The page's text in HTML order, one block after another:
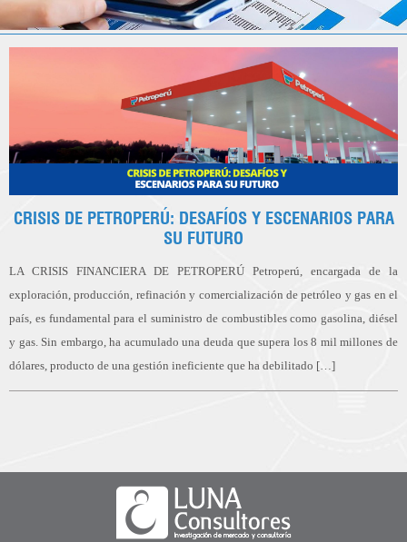
CRISIS DE PETROPERÚ: DESAFÍOS Y ESCENARIOS PARA
SU FUTURO
LA CRISIS FINANCIERA DE PETROPERÚ Petroperú, encargada de la
exploración, producción, refinación y comercialización de petróleo y gas en el
país, es fundamental para el suministro de combustibles como gasolina, diésel
y gas. Sin embargo, ha acumulado una deuda que supera los 8 mil millones de
dólares, producto de una gestión ineficiente que ha debilitado […]